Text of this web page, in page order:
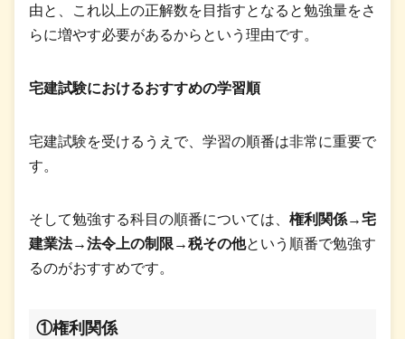
由と、これ以上の正解数を目指すとなると勉強量をさ
らに増やす必要があるからという理由です。
宅建試験におけるおすすめの学習順
宅建試験を受けるうえで、学習の順番は非常に重要で
す。
そして勉強する科目の順番については、 権利関係→宅
建業法→法令上の制限→税その他という順番で勉強す
るのがおすすめです。
①権利関係